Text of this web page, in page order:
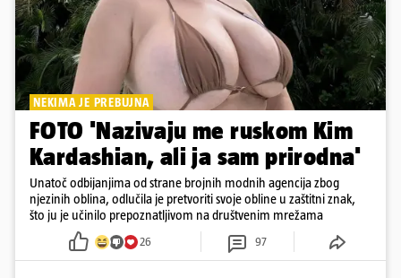
NEKIMA JE PREBUJNA
FOTO 'Nazivaju me ruskom Kim
Kardashian, ali ja sam prirodna'
Unatoč odbijanjima od strane brojnih modnih agencija zbog
njezinih oblina, odlučila je pretvoriti svoje obline u zaštitni znak,
što ju je učinilo prepoznatljivom na društvenim mrežama
26 97